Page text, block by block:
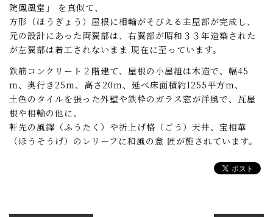
院鳳凰堂」 を真似て、
方形（ほうぎょう）屋根に相輪がそびえる主屋部が完成し、
元の設計にあった両翼部は、右翼部が昭和３３年造築された
が左翼部は着工されないまま 現在に至っています。
鉄筋コンクリート２階建て、屋根の小屋組は木造で、幅45
ｍ、奥行き25ｍ、高さ20ｍ、延べ床面積約1255平方ｍ、
土色のタイルを張った外壁や鉄枠のガラス窓が洋風で、瓦屋
根や相輪の他に、
軒先の風鐸（ふうたく）や折上げ格（ごう）天井、宝相華
（ほうそうげ）のレリーフに和風の意 匠が施されています。